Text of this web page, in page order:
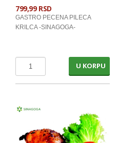
ULOSCI, VATE I PELENE
UBRUSI I SALVETE
PAPIRNE I VLAZNE MARAMICE
KNJIGE I SLIKOVNICE
799,99 RSD
GASTRO PECENA PILECA
KRILCA -SINAGOGA-
U KORPU